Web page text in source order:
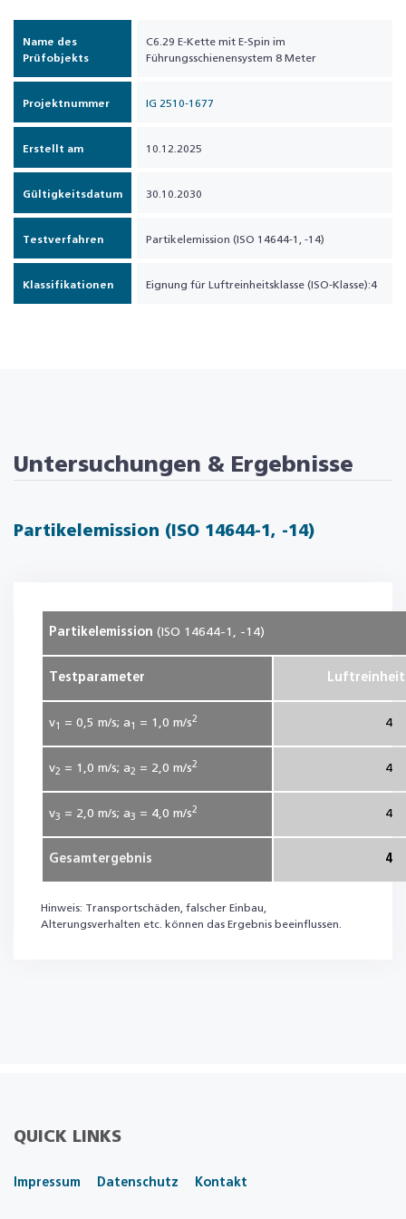
Name des
Prüfobjekts
C6.29 E-Kette mit E-Spin im
Führungsschienensystem 8 Meter
Projektnummer IG 2510-1677
Erstellt am 10.12.2025
Gültigkeitsdatum 30.10.2030
Testverfahren Partikelemission (ISO 14644-1, -14)
Klassifikationen Eignung für Luftreinheitsklasse (ISO-Klasse):4
Untersuchungen & Ergebnisse
Partikelemission (ISO 14644-1, -14)
Partikelemission(ISO 14644-1, -14)
Testparameter
v1 = 0,5m/s; a 1 = 1,0m/s2 4
v2 = 1,0m/s; a2 = 2,0m/s2 4
v3 = 2,0m/s; a3 = 4,0m/s2 4
Gesamtergebnis 4
Hinweis: Transportschäden, falscher Einbau,
Alterungsverhalten etc. können das Ergebnis beeinflussen.
QUICK LINKS
Impressum Datenschutz Kontakt